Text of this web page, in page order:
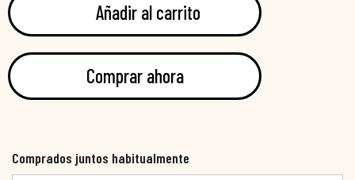
Añadir al carrito
Comprar ahora
Comprados juntos habitualmente